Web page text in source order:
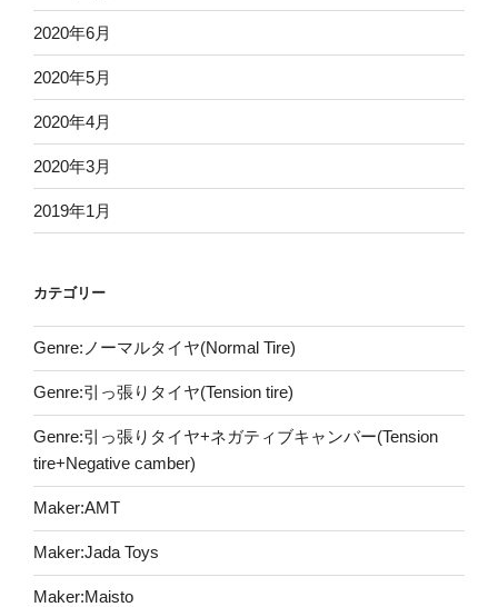
2020年6月
2020年5月
2020年4月
2020年3月
2019年1月
カテゴリー
Genre:ノーマルタイヤ(Normal Tire)
Genre:引っ張りタイヤ(Tension tire)
Genre:引っ張りタイヤ+ネガティブキャンバー(Tension
tire+Negative camber)
Maker:AMT
Maker:Jada Toys
Maker:Maisto